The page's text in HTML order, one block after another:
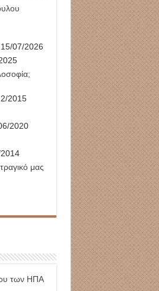
15/07/2026
2015
2020
μας
των ΗΠΑ